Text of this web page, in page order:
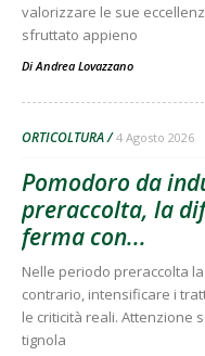
valorizzare le sue
sfruttato appieno
Di Andrea Lovazzano
ORTICOLTURA 4 Agosto 2026
Pomodoro da
preraccolta, la
ferma con...
Nelle periodo preraccolta
contrario, intensificare i
le criticità reali. Attenzione
tignola